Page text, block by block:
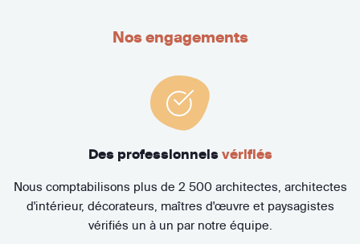
Nos engagements
Des professionnels vérifiés
Nous comptabilisons plus de 2 500 architectes, architectes
d'intérieur, décorateurs, maîtres d'œuvre et paysagistes
vérifiés un à un par notre équipe.